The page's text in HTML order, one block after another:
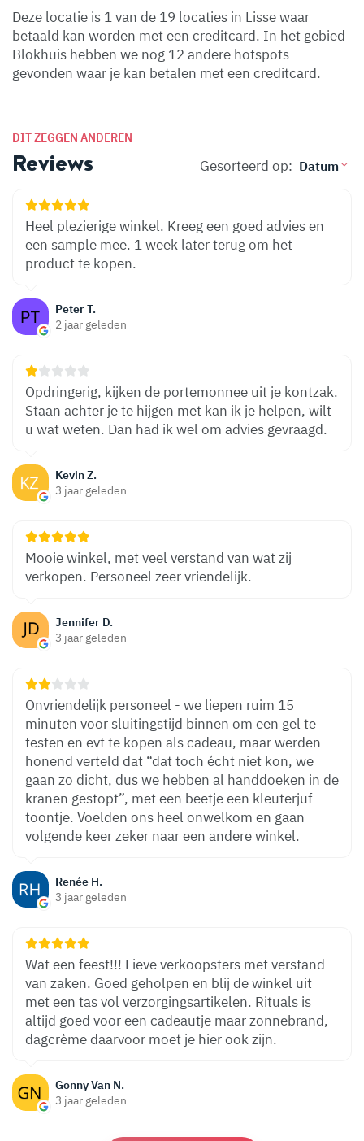
Deze locatie is 1 van de 19 locaties in Lisse waar
betaald kan worden met een creditcard. In het gebied
Blokhuis hebben we nog 12 andere hotspots
gevonden waar je kan betalen met een creditcard.
DIT ZEGGEN ANDEREN
Reviews Gesorteerd op:
Peter T.
2 jaar geleden
Heel plezierige winkel. Kreeg een goed advies en
een sample mee. 1 week later terug om het
product te kopen.
Kevin Z.
3 jaar geleden
Opdringerig, kijken de portemonnee uit je kontzak.
Staan achter je te hijgen met kan ik je helpen, wilt
u wat weten. Dan had ik wel om advies gevraagd.
Jennifer D.
3 jaar geleden
Mooie winkel, met veel verstand van wat zij
verkopen. Personeel zeer vriendelijk.
Renée H.
3 jaar geleden
Onvriendelijk personeel - we liepen ruim 15
minuten voor sluitingstijd binnen om een gel te
testen en evt te kopen als cadeau, maar werden
honend verteld dat “dat toch écht niet kon, we
gaan zo dicht, dus we hebben al handdoeken in de
kranen gestopt”, met een beetje een kleuterjuf
toontje. Voelden ons heel onwelkom en gaan
volgende keer zeker naar een andere winkel.
Gonny Van N.
3 jaar geleden
Wat een feest!!! Lieve verkoopsters met verstand
van zaken. Goed geholpen en blij de winkel uit
met een tas vol verzorgingsartikelen. Rituals is
altijd goed voor een cadeautje maar zonnebrand,
dagcrème daarvoor moet je hier ook zijn.